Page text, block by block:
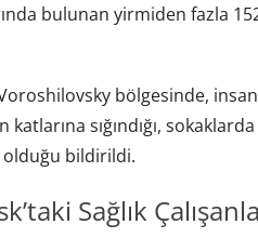
bulunan yirmiden fazla
bölgesinde,
sığındığı,
olduğu bildirildi.
Sağlık